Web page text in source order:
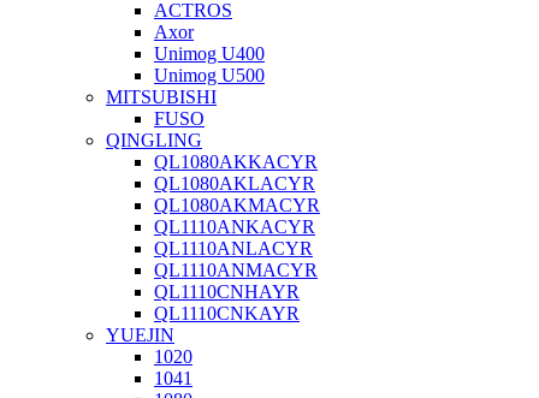
ACTROS
Axor
Unimog U400
Unimog U500
MITSUBISHI
FUSO
QINGLING
QL1080AKKACYR
QL1080AKLACYR
QL1080AKMACYR
QL1110ANKACYR
QL1110ANLACYR
QL1110ANMACYR
QL1110CNHAYR
QL1110CNKAYR
YUEJIN
1020
1041